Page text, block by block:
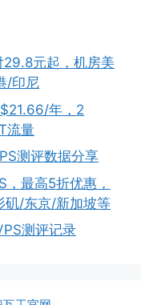
29.8元起，机房美
/印尼
年，2
流量
测评数据分享
最高5折优惠，
矶/东京/新加坡等
测评记录